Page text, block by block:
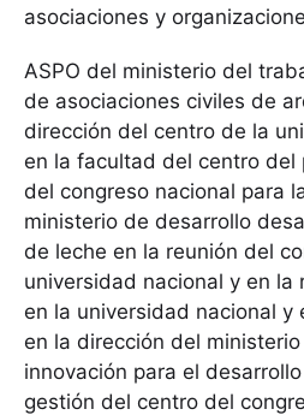
asociaciones y
ASPO del ministerio del
de asociaciones civiles de
dirección del centro de la
en la facultad del centro del
del congreso nacional para
ministerio de desarrollo
de leche en la reunión del
universidad nacional y en la
en la universidad nacional y
en la dirección del
innovación para el
gestión del centro del